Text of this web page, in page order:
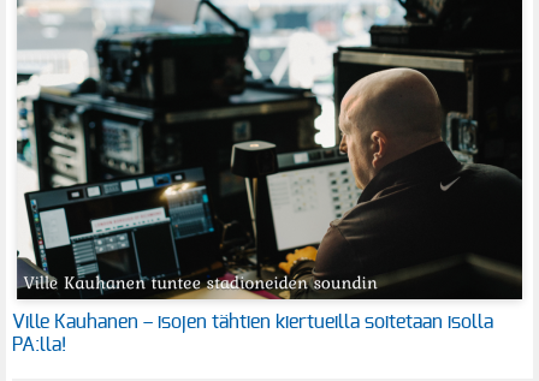
Ville Kauhanen – isojen tähtien kiertueilla soitetaan isolla
PA:lla!